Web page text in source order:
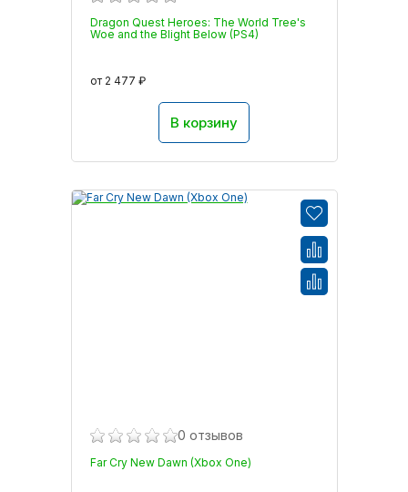
Dragon Quest Heroes: The World Tree's
Woe and the Blight Below (PS4)
от 2 477 ₽
В корзину
0 отзывов
Far Cry New Dawn (Xbox One)